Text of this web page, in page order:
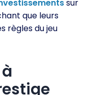
sur
que leurs
règles du jeu
à